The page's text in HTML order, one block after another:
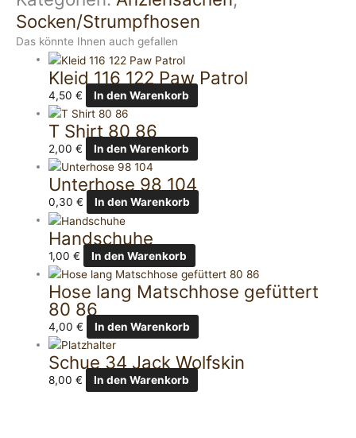
Socken/Strumpfhosen
Das könnte Ihnen auch gefallen
Kleid 116 122 Paw Patrol
4,50€ In den Warenkorb
T Shirt 80 86
2,00€ In den Warenkorb
Unterhose 98 104
0,30€ In den Warenkorb
Handschuhe
1,00€ In den Warenkorb
Hose lang Matschhose gefüttert
80 86
4,00€ In den Warenkorb
Schue 34 Jack Wolfskin
8,00€ In den Warenkorb